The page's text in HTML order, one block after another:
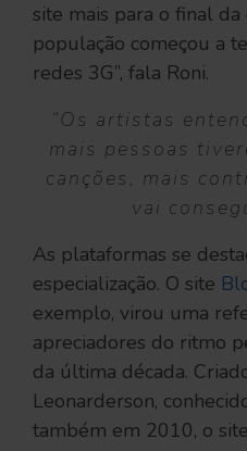
site mais para o final da
população começou a
redes 3G”, fala Roni.
“Os artistas
mais pessoas
canções, mais
vai
As plataformas se
especialização. O site
exemplo, virou uma
apreciadores do ritmo
da última década.
Leonarderson,
também em 2010, o